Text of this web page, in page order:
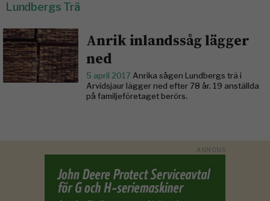
Lundbergs Trä
Anrik inlandssåg lägger
ned
5 april 2017 Anrika sågen Lundbergs trä i
Arvidsjaur lägger ned efter 78 år. 19 anställda
på familjeföretaget berörs.